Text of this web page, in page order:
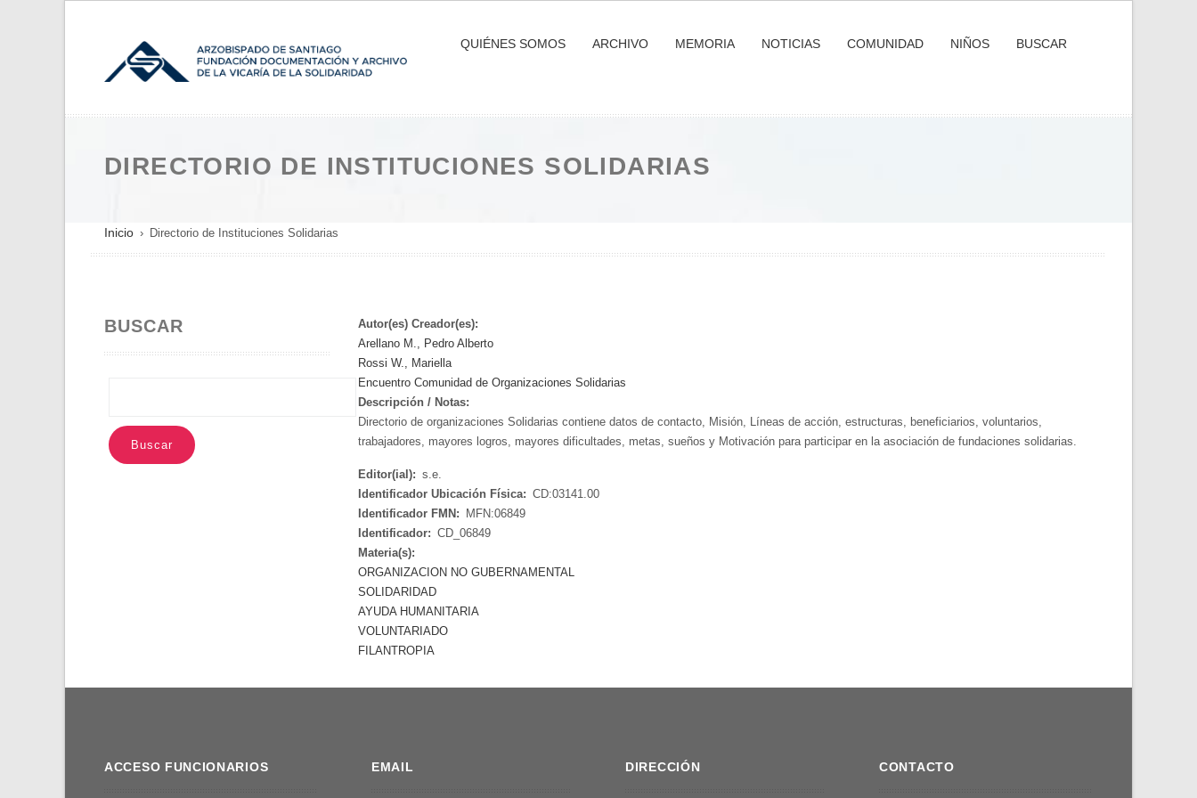
QUIÉNES SOMOS ARCHIVO MEMORIA NOTICIAS COMUNIDAD NIÑOS BUSCAR
DIRECTORIO DE INSTITUCIONES SOLIDARIAS
SOBRESCRIBIR
ENLACES
A
LA
Inicio Directorio de Instituciones Solidarias
BUSCAR
Autor(es) Creador(es):
Arellano M., Pedro Alberto
Rossi W., Mariella
Encuentro Comunidad de Organizaciones Solidarias
Descripción / Notas:
Directorio de organizaciones Solidarias contiene datos de contacto, Misión, Líneas de acción, estructuras, beneficiarios, voluntarios,
trabajadores, mayores logros, mayores dificultades, metas, sueños y Motivación para participar en la asociación de fundaciones solidarias.
Editor(ial): s.e.
Identificador Ubicación Física: CD:03141.00
Identificador FMN:
MFN:06849
Identificador: CD_06849
Materia(s):
ORGANIZACION NO GUBERNAMENTAL
SOLIDARIDAD
AYUDA HUMANITARIA
VOLUNTARIADO
FILANTROPIA
ACCESO FUNCIONARIOS EMAIL DIRECCIÓN CONTACTO